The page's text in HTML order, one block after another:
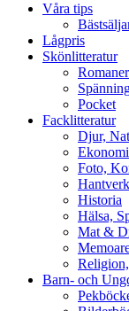
Våra tips
Lågpris
Skönlitteratur
Pocket
Facklitteratur
Djur,
Foto,
Historia
Hälsa,
Mat &
Barn- och